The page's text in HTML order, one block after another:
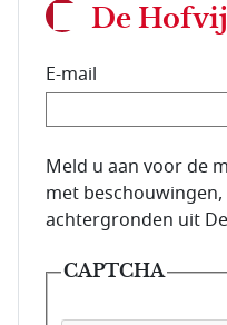
De
E-mail
E-mailadres van de
Meld u aan voor de
met
achtergronden uit
CAPTCHA